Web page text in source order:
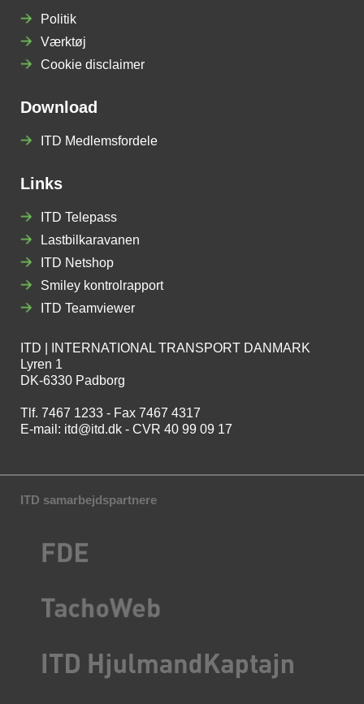
Politik
Værktøj
Cookie disclaimer
Download
ITD Medlemsfordele
Links
ITD Telepass
Lastbilkaravanen
ITD Netshop
Smiley kontrolrapport
ITD Teamviewer
ITD | INTERNATIONAL TRANSPORT DANMARK
Lyren 1
DK-6330 Padborg
Tlf. 7467 1233 - Fax 7467 4317
E-mail: itd@itd.dk - CVR 40 99 09 17
ITD samarbejdspartnere